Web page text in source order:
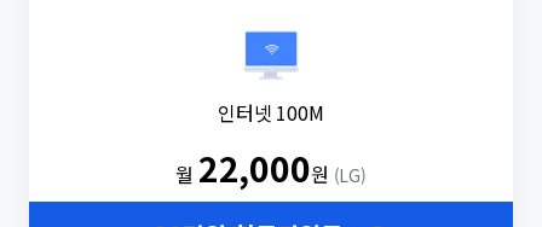
인터넷 100M
월 22,000원 (LG)